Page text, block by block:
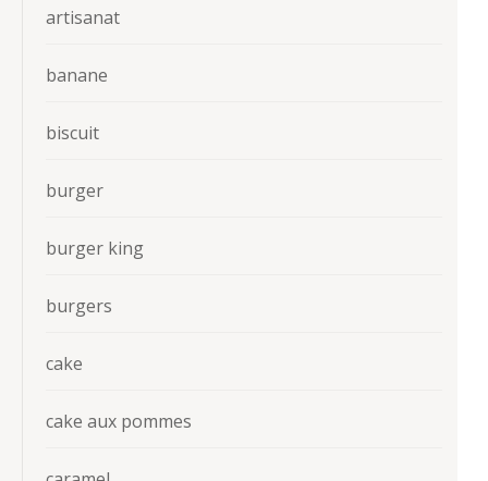
artisanat
banane
biscuit
burger
burger king
burgers
cake
cake aux pommes